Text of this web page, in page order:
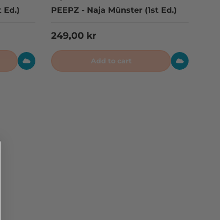
Ed.) PEEPZ - Naja Münster (1st Ed.)
Regular price
249,00 kr
Add to cart